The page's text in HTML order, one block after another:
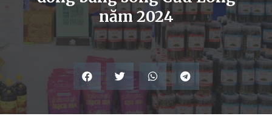
năm 2024